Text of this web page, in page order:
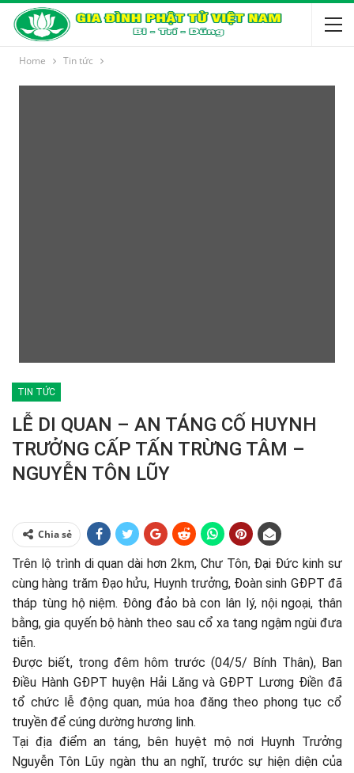
Home Tin tức
TIN TỨC
LỄ DI QUAN – AN TÁNG CỐ HUYNH
TRƯỞNG CẤP TẤN TRỪNG TÂM –
NGUYỄN TÔN LŨY
Chia sẻ
Trên lộ trình di quan dài hơn 2km, Chư Tôn, Đại Đức kinh sư
cùng hàng trăm Đạo hửu, Huynh trưởng, Đoàn sinh GĐPT đã
tháp tùng hộ niệm. Đông đảo bà con lân lý, nội ngoại, thân
bằng, gia quyến bộ hành theo sau cổ xa tang ngậm ngùi đưa
tiễn.
Được biết, trong đêm hôm trước (04/5/ Bính Thân), Ban
Điều Hành GĐPT huyện Hải Lăng và GĐPT Lương Điền đã
tổ chức lễ động quan, múa hoa đăng theo phong tục cổ
truyền để cúng dường hương linh.
Tại địa điểm an táng, bên huyệt mộ nơi Huynh Trưởng
Nguyễn Tôn Lũy ngàn thu an nghĩ, trước sự hiện diện của